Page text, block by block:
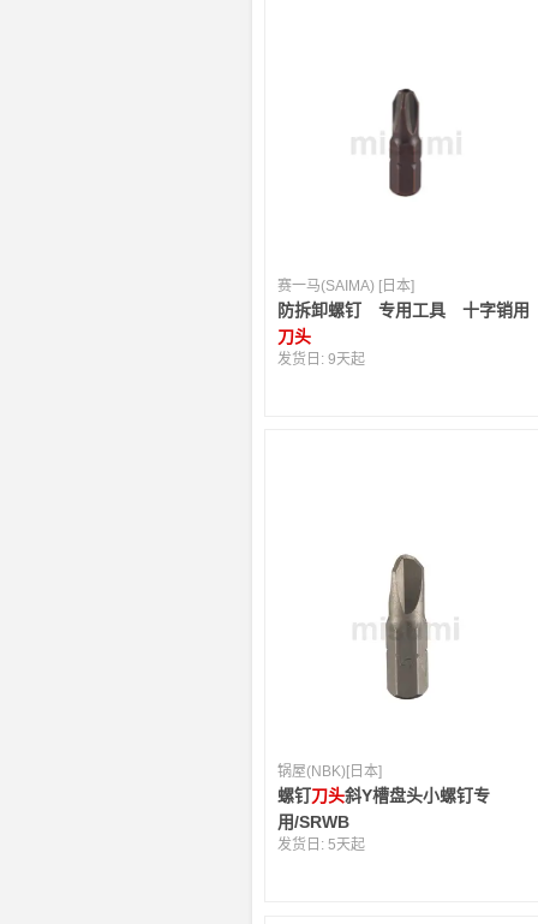
赛一马(SAIMA) [日本]
防拆卸螺钉 专用工具 十字销用
刀头
发货日:9天起
锅屋(NBK)[日本]
螺钉刀头斜Y槽盘头小螺钉专
用/SRWB
发货日:5天起